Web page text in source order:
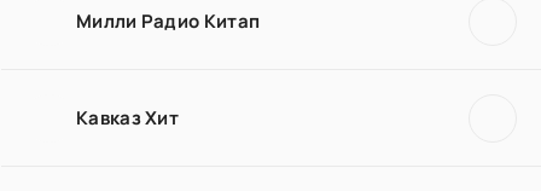
Милли Радио Китап
Кавказ Хит